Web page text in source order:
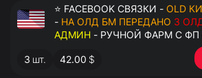
⭐ FACEBOOK СВЯЗКИ - OLD
- НА ОЛД БМ ПЕРЕДАНО 3
АДМИН - РУЧНОЙ ФАРМ С ФП
- ДОСТУП ОТ ВСЕХ
ПЕРЕДАЧА В АНТИДЕТЕКТ
3 шт. 42.00 $